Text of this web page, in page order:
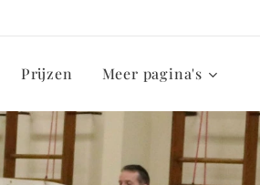
Prijzen Meer pagina's